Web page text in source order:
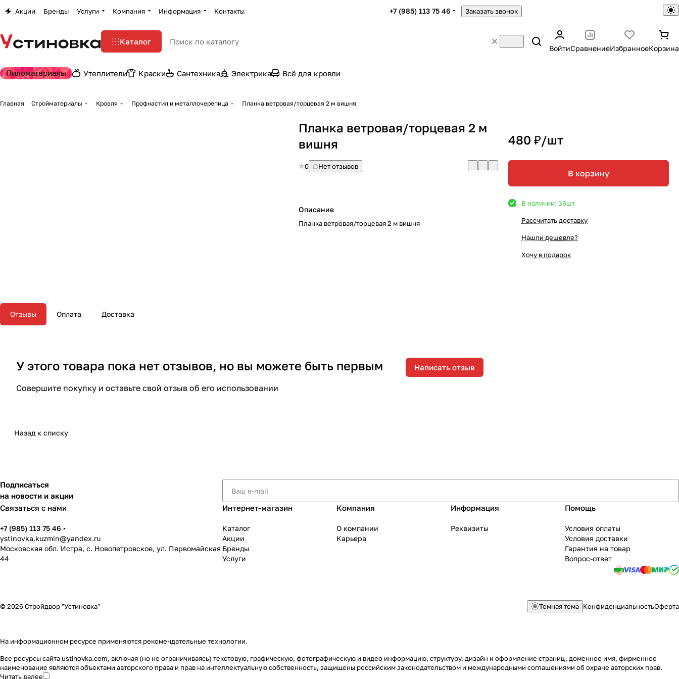
Акции Бренды Услуги Компания Информация Контакты +7 (985) 113 75 46 Заказать звонок
Каталог
ВойтиСравнениеИзбранноеКорзина
Пиломатериалы Утеплители Краски Сантехника Электрика Всё для кровли
Главная Стройматериалы Кровля Профнастил и металлочерепица Планка ветровая/торцевая 2 м вишня
Планка ветровая/торцевая 2 м
вишня
0 Нет отзывов
Описание
Планка ветровая/торцевая 2 м вишня
480 ₽/шт
В корзину
В наличии: 36шт
Рассчитать доставку
Нашли дешевле?
Хочу в подарок
Отзывы Оплата Доставка
У этого товара пока нет отзывов, но вы можете быть первым
Совершите покупку и оставьте свой отзыв об его использовании
Написать отзыв
Назад к списку
Подписаться
на новости и акции
Связаться с нами
+7 (985) 113 75 46
ystinovka.kuzmin@yandex.ru
Московская обл. Истра, с. Новопетровское, ул. Первомайская
44
Интернет-магазин
Каталог
Акции
Бренды
Услуги
Компания
О компании
Карьера
Информация
Реквизиты
Помощь
Условия оплаты
Условия доставки
Гарантия на товар
Вопрос-ответ
© 2026 Стройдвор "Устиновка" Темная тема КонфиденциальностьОферта
На информационном ресурсе применяются рекомендательные технологии.
Все ресурсы сайта ustinovka.com, включая (но не ограничиваясь) текстовую, графическую, фотографическую и видео информацию, структуру, дизайн и оформление страниц, доменное имя, фирменное
наименование являются объектами авторского права и прав на интеллектуальную собственность, защищены российским законодательством и международными соглашениями об охране авторских прав.
Читать далее